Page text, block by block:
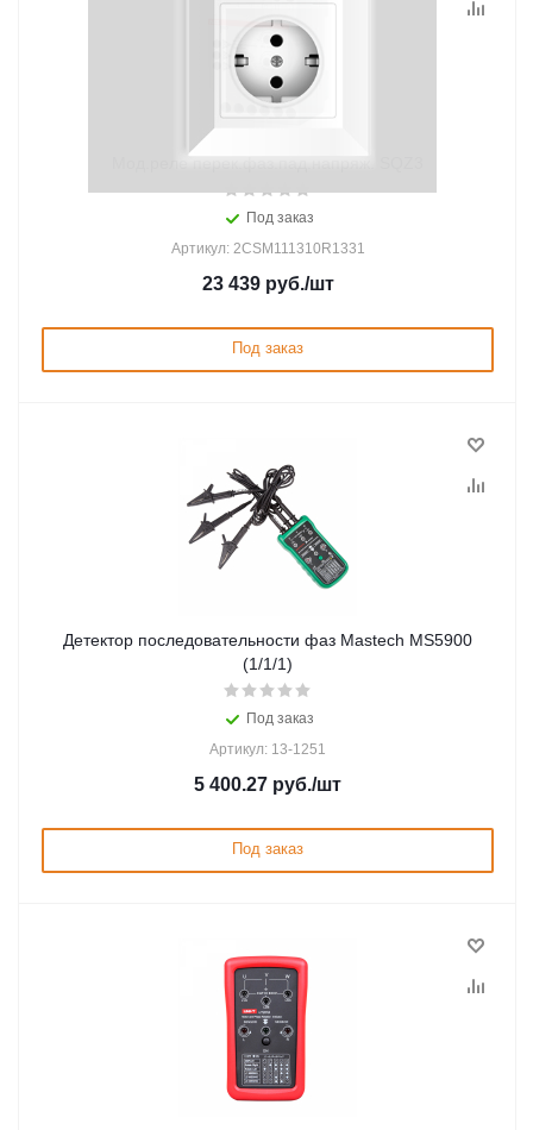
Мод.реле перек.фаз.пад.напряж. SQZ3
Под заказ
Артикул: 2CSM111310R1331
23 439руб./шт
Под заказ
Детектор последовательности фаз Mastech MS5900
(1/1/1)
Под заказ
Артикул: 13-1251
5 400.27 руб./шт
Под заказ